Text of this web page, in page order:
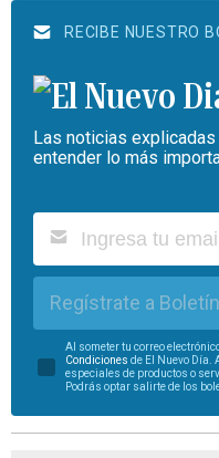
RECIBE NUESTRO
Las noticias
entender lo más
Regístrate a
Al someter tu correo
Condiciones de El Nuevo Día.
especiales de productos o
Podrás optar salirte de los